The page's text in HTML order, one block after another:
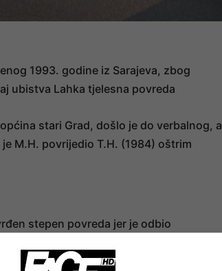
1993. godine iz Sarajeva, zbog
ubistva Lahka tjelesna povreda
stari Grad, došlo je do verbalnog, a
M.H. povrijedio T.H. (1984) oštrim
stepen povreda jer je odbio
godine, nastanjenu u Sarajevu,
a uviđaj su obavili pripadnici Uprave